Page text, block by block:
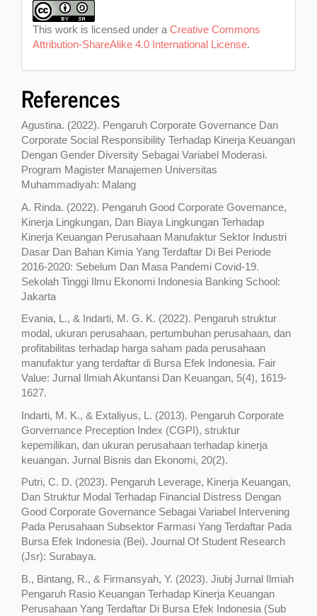
This work is licensed under a Creative Commons
Attribution-ShareAlike 4.0 International License.
References
Agustina. (2022). Pengaruh Corporate Governance Dan
Corporate Social Responsibility Terhadap Kinerja Keuangan
Dengan Gender Diversity Sebagai Variabel Moderasi.
Program Magister Manajemen Universitas
Muhammadiyah: Malang
A. Rinda. (2022). Pengaruh Good Corporate Governance,
Kinerja Lingkungan, Dan Biaya Lingkungan Terhadap
Kinerja Keuangan Perusahaan Manufaktur Sektor Industri
Dasar Dan Bahan Kimia Yang Terdaftar Di Bei Periode
2016-2020: Sebelum Dan Masa Pandemi Covid-19.
Sekolah Tinggi Ilmu Ekonomi Indonesia Banking School:
Jakarta
Evania, L., & Indarti, M. G. K. (2022). Pengaruh struktur
modal, ukuran perusahaan, pertumbuhan perusahaan, dan
profitabilitas terhadap harga saham pada perusahaan
manufaktur yang terdaftar di Bursa Efek Indonesia. Fair
Value: Jurnal Ilmiah Akuntansi Dan Keuangan, 5(4), 1619-
1627.
Indarti, M. K., & Extaliyus, L. (2013). Pengaruh Corporate
Gorvernance Preception Index (CGPI), struktur
kepemilikan, dan ukuran perusahaan terhadap kinerja
keuangan. Jurnal Bisnis dan Ekonomi, 20(2).
Putri, C. D. (2023). Pengaruh Leverage, Kinerja Keuangan,
Dan Struktur Modal Terhadap Financial Distress Dengan
Good Corporate Governance Sebagai Variabel Intervening
Pada Perusahaan Subsektor Farmasi Yang Terdaftar Pada
Bursa Efek Indonesia (Bei). Journal Of Student Research
(Jsr): Surabaya.
B., Bintang, R., & Firmansyah, Y. (2023). Jiubj Jurnal Ilmiah
Pengaruh Rasio Keuangan Terhadap Kinerja Keuangan
Perusahaan Yang Terdaftar Di Bursa Efek Indonesia (Sub